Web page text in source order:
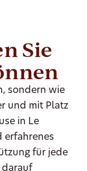
Sie
sondern wie
und mit Platz
in Le
erfahrenes
für jede
darauf